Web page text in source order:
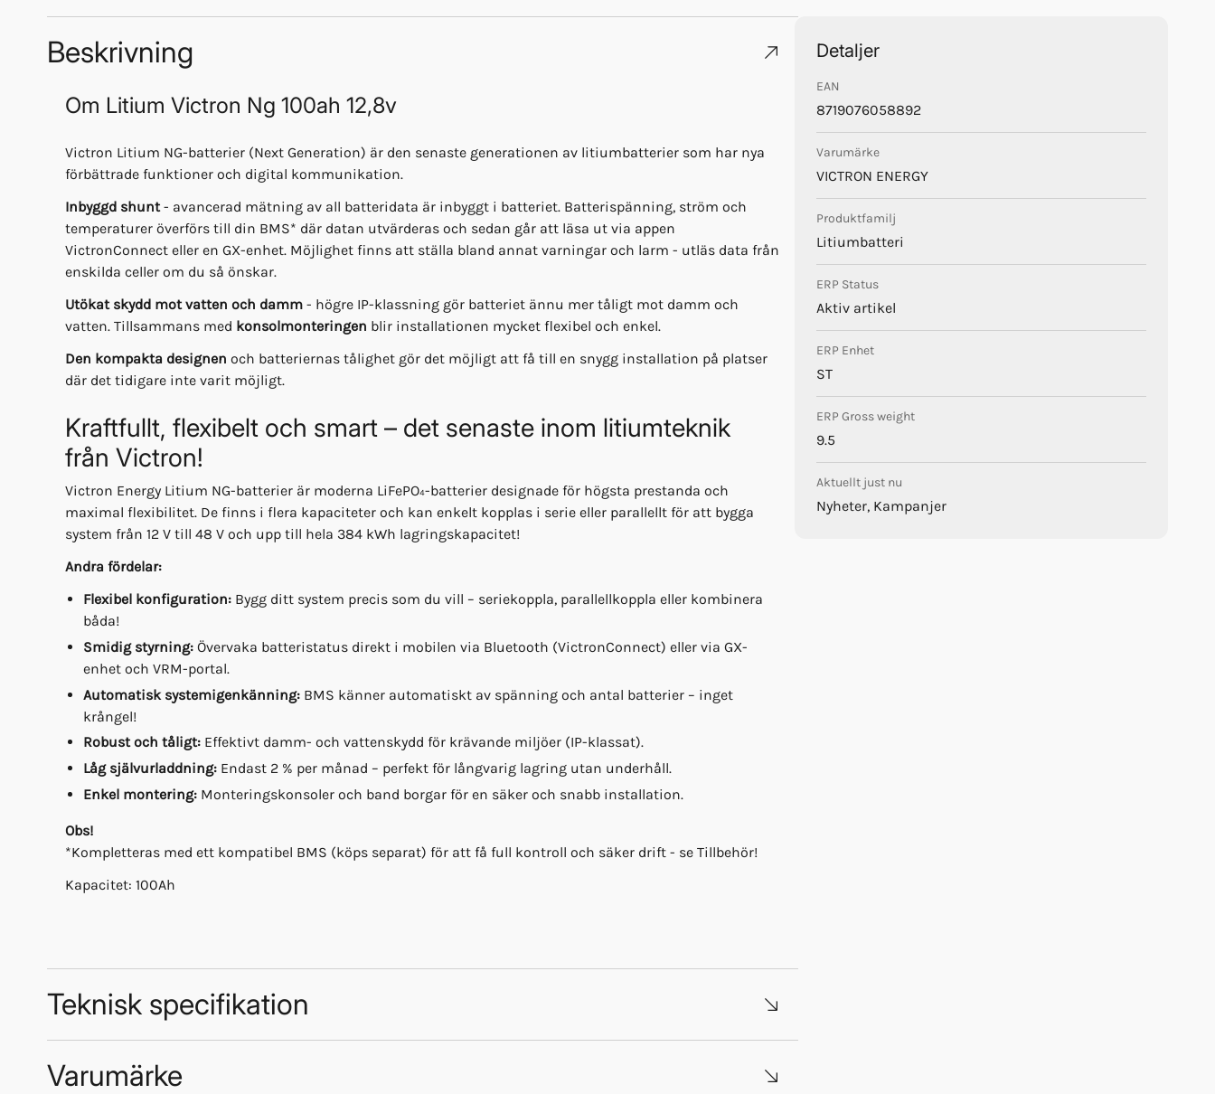
Beskrivning
Om Litium Victron Ng 100ah 12,8v
Victron Litium NG-batterier (Next Generation) är den senaste generationen av litiumbatterier som har nya
förbättrade funktioner och digital kommunikation.
Inbyggd shunt- avancerad mätning av all batteridata är inbyggt i batteriet. Batterispänning, ström och
temperaturer överförs till din BMS* där datan utvärderas och sedan går att läsa ut via appen
VictronConnect eller en GX-enhet. Möjlighet finns att ställa bland annat varningar och larm - utläs data från
enskilda celler om du så önskar.
Utökat skydd mot vatten och damm - högre IP-klassning gör batteriet ännu mer tåligt mot damm och
vatten. Tillsammans med konsolmonteringen blir installationen mycket flexibel och enkel.
Den kompakta designen och batteriernas tålighet gör det möjligt att få till en snygg installation på platser
där det tidigare inte varit möjligt.
Kraftfullt, flexibelt och smart – det senaste inom litiumteknik
från Victron!
Victron Energy Litium NG-batterier är moderna LiFePO₄-batterier designade för högsta prestanda och
maximal flexibilitet. De finns i flera kapaciteter och kan enkelt kopplas i serie eller parallellt för att bygga
system från 12 V till 48 V och upp till hela 384 kWh lagringskapacitet!
Andra fördelar:
Flexibel konfiguration: Bygg ditt system precis som du vill – seriekoppla, parallellkoppla eller kombinera
båda!
Smidig styrning: Övervaka batteristatus direkt i mobilen via Bluetooth (VictronConnect) eller via GX-
enhet och VRM-portal.
Automatisk systemigenkänning: BMS känner automatiskt av spänning och antal batterier – inget
krångel!
Robust och tåligt: Effektivt damm- och vattenskydd för krävande miljöer (IP-klassat).
Låg självurladdning: Endast 2 % per månad – perfekt för långvarig lagring utan underhåll.
Enkel montering: Monteringskonsoler och band borgar för en säker och snabb installation.
Obs!
*Kompletteras med ett kompatibel BMS (köps separat) för att få full kontroll och säker drift - se Tillbehör!
Kapacitet: 100Ah
Teknisk specifikation
Specifikationer:
Varumärke
Detaljer
EAN
8719076058892
Varumärke
VICTRON ENERGY
Produktfamilj
Litiumbatteri
ERP Status
Aktiv artikel
ERP Enhet
ST
ERP Gross weight
9.5
Aktuellt just nu
Nyheter, Kampanjer